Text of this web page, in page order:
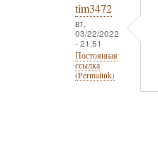
tim3472
вт,
03/22/2022
- 21:51
Постоянная
ссылка
(Permalink)